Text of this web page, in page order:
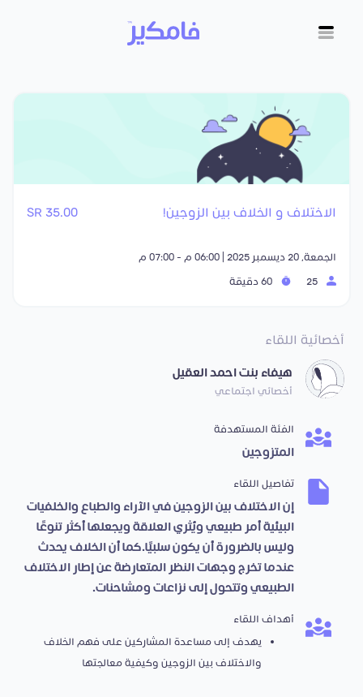
الاختلاف و الخلاف بين الزوجين! 35.00 SR
الجمعة, 20 ديسمبر 2025 | 06:00 م - 07:00 م
أخصائية اللقاء
هيفاء بنت احمد العقيل
أخصائي اجتماعي
الفئة المستهدفة
المتزوجين
تفاصيل اللقاء
إن الاختلاف بين الزوجين في الآراء والطباع والخلفيات
البيئية أمر طبيعي ويُثري العلاقة ويجعلها أكثر تنوعًا،
وليس بالضرورة أن يكون سلبيًا.كما أن الخلاف يحدث
عندما تخرج وجهات النظر المتعارضة عن إطار الاختلاف
الطبيعي وتتحول إلى نزاعات ومشاحنات.
أهداف اللقاء
يهدف إلى مساعدة المشاركين على فهم الخلاف
والاختلاف بين الزوجين وكيفية معالجتها